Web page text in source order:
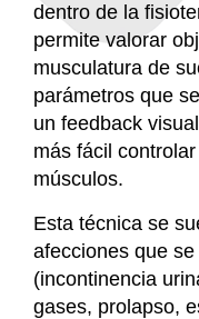
dentro de la
permite valorar
musculatura de
parámetros que
un feedback
más fácil
músculos.
Esta técnica se
afecciones que se
(incontinencia
gases, prolapso,